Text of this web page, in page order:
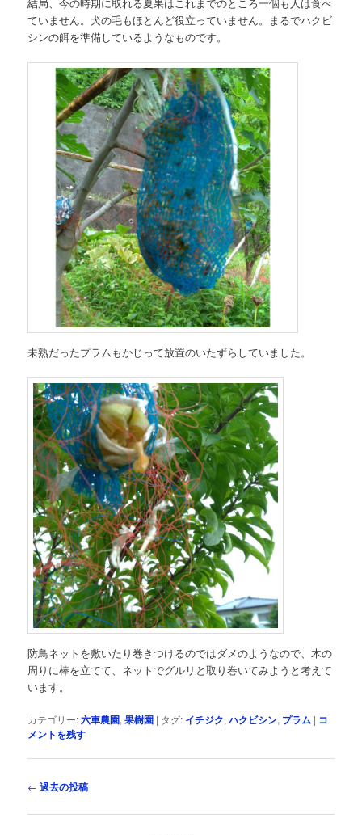
ていません。犬の毛もほとんど役立っていません。まるでハクビ
シンの餌を準備しているようなものです。
未熟だったプラムもかじって放置のいたずらしていました。
防鳥ネットを敷いたり巻きつけるのではダメのようなので、木の
周りに棒を立てて、ネットでグルリと取り巻いてみようと考えて
います。
カテゴリー:六車農園,果樹園 | タグ: イチジク,ハクビシン, プラム | コ
メントを残す
投
ナ
← 過去の投稿